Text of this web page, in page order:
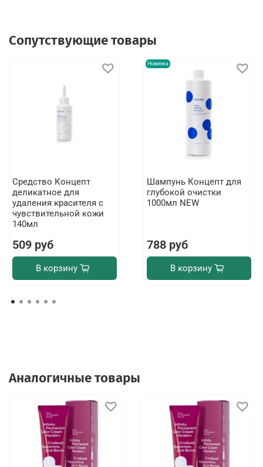
Сопутствующие товары
Средство Концепт
деликатное для
удаления красителя с
чувствительной кожи
140мл
509 руб
В корзину
Новинка
Шампунь Концепт для
глубокой очистки
1000мл NEW
788 руб
В корзину
Аналогичные товары